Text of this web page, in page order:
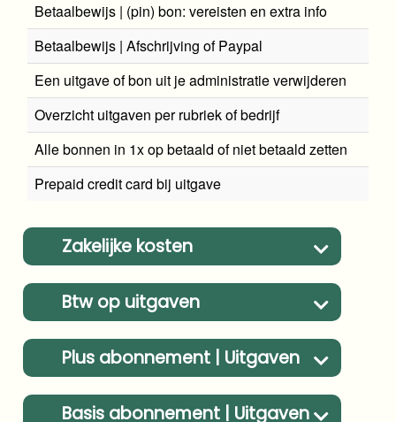
Betaalbewijs | (pin) bon: vereisten en extra info
Betaalbewijs | Afschrijving of Paypal
Een uitgave of bon uit je administratie verwijderen
Overzicht uitgaven per rubriek of bedrijf
Alle bonnen in 1x op betaald of niet betaald zetten
Prepaid credit card bij uitgave
Zakelijke kosten
Btw op uitgaven
Plus abonnement | Uitgaven
Basis abonnement | Uitgaven